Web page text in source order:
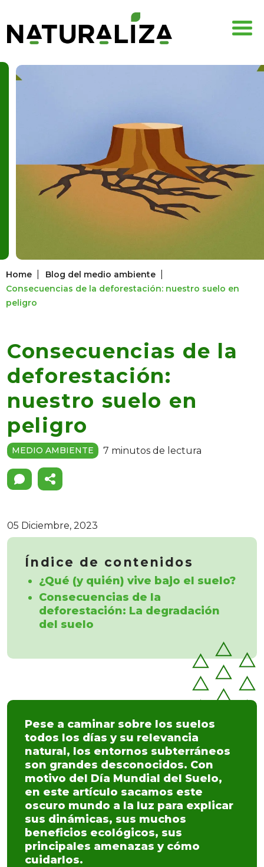
Home Blog del medio ambiente
Consecuencias de la deforestación: nuestro suelo en
peligro
Consecuencias de la
deforestación:
nuestro suelo en
peligro
MEDIO AMBIENTE 7 minutos de lectura
05 Diciembre, 2023
Pese a caminar sobre los suelos
todos los días y su relevancia
natural, los entornos subterráneos
son grandes desconocidos. Con
motivo del Día Mundial del Suelo,
en este artículo sacamos este
oscuro mundo a la luz para explicar
sus dinámicas, sus muchos
beneficios ecológicos, sus
principales amenazas y cómo
cuidarlos.
Índice de contenidos
¿Qué (y quién) vive bajo el suelo?
Consecuencias de la
deforestación: La degradación
del suelo